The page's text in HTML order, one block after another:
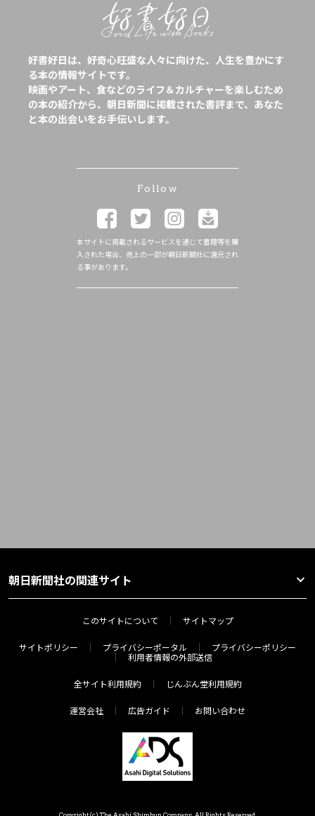
好書好日は、好奇心旺盛な人々に向けた、人生を豊かにす
る本の情報サイトです。
映画やアート、食などのライフ＆カルチャーを楽しむため
の本の紹介から、朝日新聞に掲載された書評まで、あなた
と本の出会いをお手伝いします。
Follow
本サイトに掲載されるサービスを通じて書籍等を購
入された場合、売上の一部が朝日新聞社に還元され
る事があります。
朝日新聞社の関連サイト
このサイトについて サイトマップ
サイトポリシー プライバシーポータル
プライバシーポリシー
利用者情報の外部送信
全サイト利用規約 じんぶん堂利用規約
運営会社 広告ガイド お問い合わせ